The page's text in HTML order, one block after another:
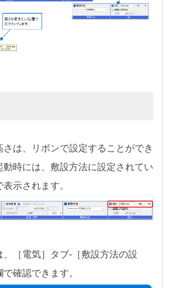
さは、リボンで設定することができ
動時には、敷設方法に設定されてい
示されます。
、［電気］タブ-［敷設方法の設
確認できます。